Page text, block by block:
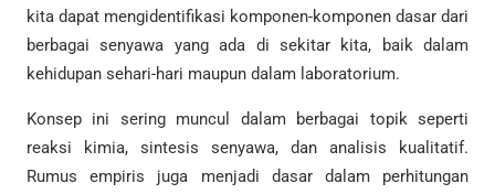
kita dapat mengidentifikasi komponen-komponen dasar dari
berbagai senyawa yang ada di sekitar kita, baik dalam
kehidupan sehari-hari maupun dalam laboratorium.
Konsep ini sering muncul dalam berbagai topik seperti
reaksi kimia, sintesis senyawa, dan analisis kualitatif.
Rumus empiris juga menjadi dasar dalam perhitungan